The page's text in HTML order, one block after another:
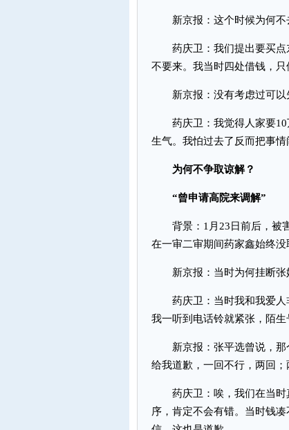
新京报：这个时候为何不
药庆卫：我们提出要买点
不要来。我当时四处借钱，
新京报：没有考虑过可以
药庆卫：我觉得人家要10
生气。我怕过去了反而把事情
为何不争取谅解？
“曾申请高院来调解”
背景：1月23日前后，被害
在一审二审期间药家鑫始终没
新京报：当时为何挂断张
药庆卫：当时我和我爱人
我一听到电话铃就紧张，陌生
新京报：张平选曾说，那
给我道歉，一回不行，两回
药庆卫：唉，我们在当时
序，肯定不会有错。当时钱